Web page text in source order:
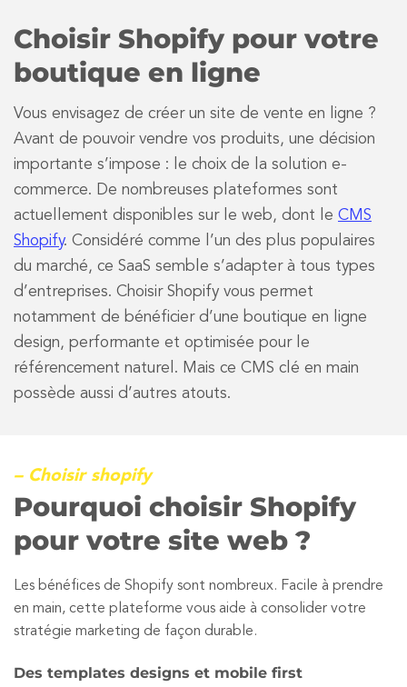
Choisir Shopify pour votre
boutique en ligne
Vous envisagez de créer un site de vente en ligne ?
Avant de pouvoir vendre vos produits, une décision
importante s’impose : le choix de la solution e-
commerce. De nombreuses plateformes sont
actuellement disponibles sur le web, dont le CMS
Shopify. Considéré comme l’un des plus populaires
du marché, ce SaaS semble s’adapter à tous types
d’entreprises. Choisir Shopify vous permet
notamment de bénéficier d’une boutique en ligne
design, performante et optimisée pour le
référencement naturel. Mais ce CMS clé en main
possède aussi d’autres atouts.
– Choisir shopify
Pourquoi choisir Shopify
pour votre site web ?
Les bénéfices de Shopify sont nombreux. Facile à prendre
en main, cette plateforme vous aide à consolider votre
stratégie marketing de façon durable.
Des templates designs et mobile first